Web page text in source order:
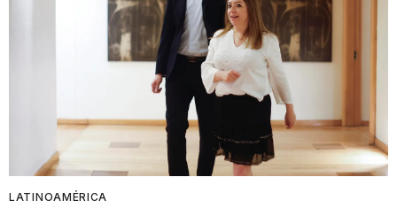
LATINOAMÉRICA